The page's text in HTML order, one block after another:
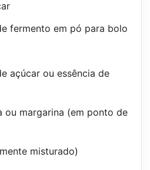
fermento em pó para bolo
açúcar ou essência de
ou margarina (em ponto de
misturado)